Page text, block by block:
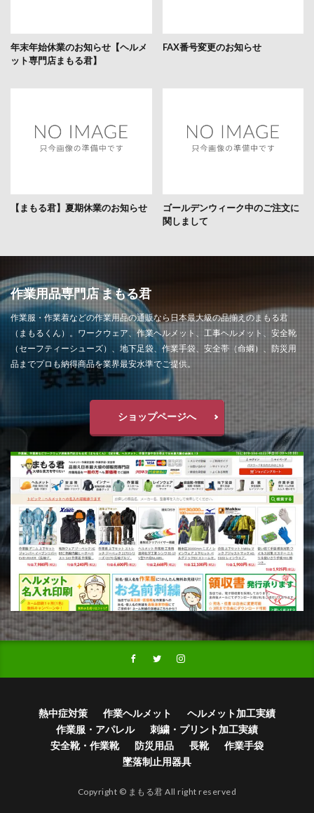
年末年始休業のお知らせ【ヘルメ
ット専門店まもる君】
FAX番号変更のお知らせ
【まもる君】夏期休業のお知らせ
ゴールデンウィーク中のご注文に
関しまして
作業用品専門店 まもる君
作業服・作業着などの作業用品の通販なら日本最大級の品揃えのまもる君
（まもるくん）。ワークウェア、作業ヘルメット、工事ヘルメット、安全靴
（セーフティーシューズ）、地下足袋、作業手袋、安全帯（命綱）、防災用
品までプロも納得商品を業界最安水準でご提供。
ショップページへ
熱中症対策 作業ヘルメット
ヘルメット加工実績
作業服・アパレル
刺繍・プリント加工実績
安全靴・作業靴
防災用品 長靴
作業手袋
墜落制止用器具
Copyright © まもる君 All right reserved